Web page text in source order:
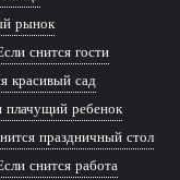
рынок
снится гости
красивый сад
плачущий ребенок
праздничный стол
снится работа